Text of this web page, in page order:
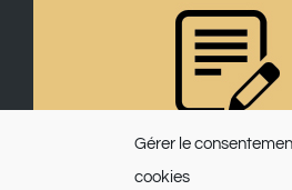
Gérer le
cookies